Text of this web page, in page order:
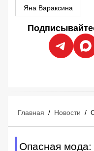
Яна Вараксина
Главная / Новости /
Опасная